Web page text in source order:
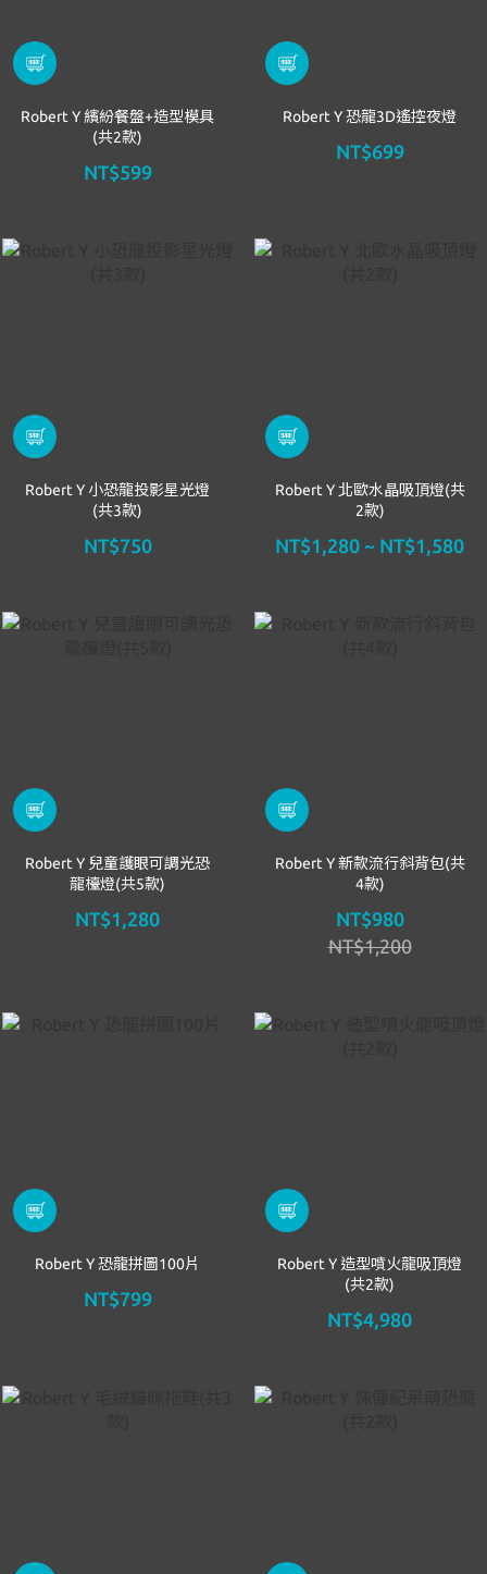
Robert Y 繽紛餐盤+造型模具
(共2款)
NT$599
Robert Y 恐龍3D遙控夜燈
NT$699
Robert Y 小恐龍投影星光燈
(共3款)
NT$750
Robert Y 北歐水晶吸頂燈(共
2款)
NT$1,280 ~ NT$1,580
Robert Y 兒童護眼可調光恐
龍檯燈(共5款)
NT$1,280
Robert Y 新款流行斜背包(共
4款)
NT$980
NT$1,200
Robert Y 恐龍拼圖100片
NT$799
Robert Y 造型噴火龍吸頂燈
(共2款)
NT$4,980